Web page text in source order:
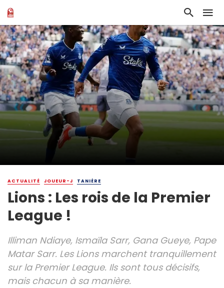
ACTUALITÉ JOUEUR-J TANIÈRE
Lions : Les rois de la Premier
League !
Illiman Ndiaye, Ismaïla Sarr, Gana Gueye, Pape
Matar Sarr. Les Lions marchent tranquillement
sur la Premier League. Ils sont tous décisifs,
mais chacun à sa manière.